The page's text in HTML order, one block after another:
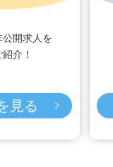
開求人を
介！
見る